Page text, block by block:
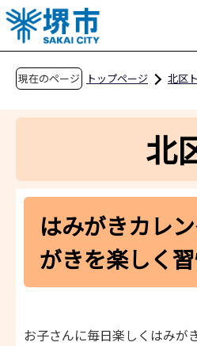
こ
の
ペ
現在のページ トップページ 北区
はみがきカレンダー
に！
北
はみがきカレ
がきを楽しく習
お子さんに毎日楽しくはみが